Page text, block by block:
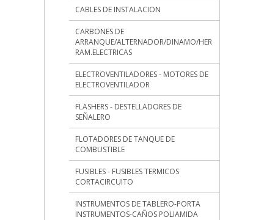
CABLES DE INSTALACION
CARBONES DE
ARRANQUE/ALTERNADOR/DINAMO/HER
RAM.ELECTRICAS
ELECTROVENTILADORES - MOTORES DE
ELECTROVENTILADOR
FLASHERS - DESTELLADORES DE
SEÑALERO
FLOTADORES DE TANQUE DE
COMBUSTIBLE
FUSIBLES - FUSIBLES TERMICOS
CORTACIRCUITO
INSTRUMENTOS DE TABLERO-PORTA
INSTRUMENTOS-CAÑOS POLIAMIDA